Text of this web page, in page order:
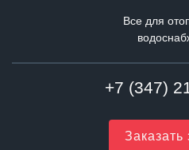
Все для
+7 (347)
Заказать